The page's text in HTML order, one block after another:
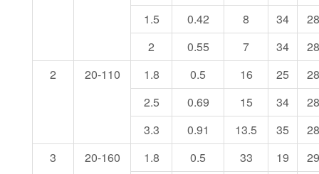
1.5
0.42 8 34
2
0.55 7 34
2
20-110 1.8 0.5 16 25
2.5
0.69 15 34
3.3
0.91 13.5 35
3
20-160 1.8 0.5 33 19